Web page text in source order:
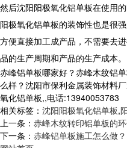
然后沈阳阳极氧化铝单板在使用
阳极氧化铝单板的装饰性也是很
方便直接加工成产品，不需要去
品的生产周期和产品的生产成本。
赤峰铝单板哪家好？赤峰木纹铝
么样？沈阳市保利金属装饰材料
氧化铝单板,,电话:13940053783
相关标签： 沈阳阳极氧化铝单板,
上一条： 赤峰木纹转印铝单板的
下一条： 赤峰铝单板施工怎么做？